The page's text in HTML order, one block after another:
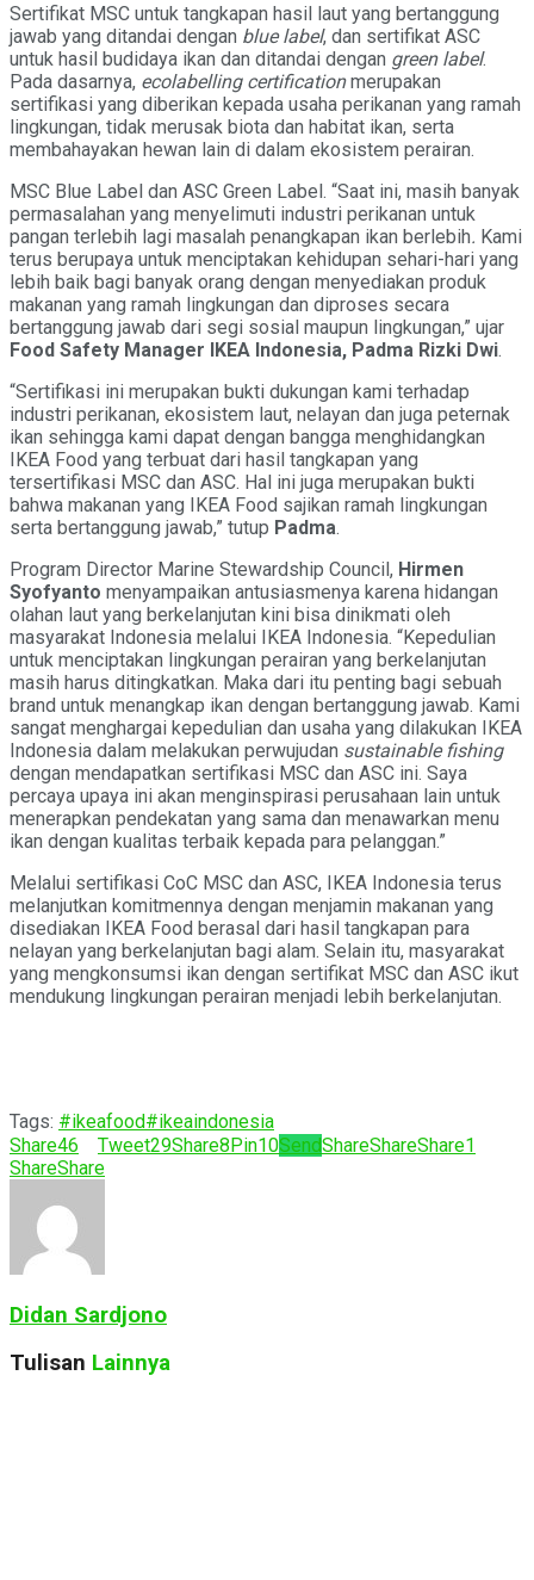
Sertifikat MSC untuk tangkapan hasil laut yang bertanggung
jawab yang ditandai dengan blue label, dan sertifikat ASC
untuk hasil budidaya ikan dan ditandai dengan green label.
Pada dasarnya, ecolabelling certificationmerupakan
sertifikasi yang diberikan kepada usaha perikanan yang ramah
lingkungan, tidak merusak biota dan habitat ikan, serta
membahayakan hewan lain di dalam ekosistem perairan.
MSC Blue Label dan ASC Green Label. “Saat ini, masih banyak
permasalahan yang menyelimuti industri perikanan untuk
pangan terlebih lagi masalah penangkapan ikan berlebih. Kami
terus berupaya untuk menciptakan kehidupan sehari-hari yang
lebih baik bagi banyak orang dengan menyediakan produk
makanan yang ramah lingkungan dan diproses secara
bertanggung jawab dari segi sosial maupun lingkungan,” ujar
Food Safety Manager IKEA Indonesia, Padma Rizki Dwi.
“Sertifikasi ini merupakan bukti dukungan kami terhadap
industri perikanan, ekosistem laut, nelayan dan juga peternak
ikan sehingga kami dapat dengan bangga menghidangkan
IKEA Food yang terbuat dari hasil tangkapan yang
tersertifikasi MSC dan ASC. Hal ini juga merupakan bukti
bahwa makanan yang IKEA Food sajikan ramah lingkungan
serta bertanggung jawab,” tutup Padma.
Program Director Marine Stewardship Council, Hirmen
Syofyanto menyampaikan antusiasmenya karena hidangan
olahan laut yang berkelanjutan kini bisa dinikmati oleh
masyarakat Indonesia melalui IKEA Indonesia. “Kepedulian
untuk menciptakan lingkungan perairan yang berkelanjutan
masih harus ditingkatkan. Maka dari itu penting bagi sebuah
brand untuk menangkap ikan dengan bertanggung jawab. Kami
sangat menghargai kepedulian dan usaha yang dilakukan IKEA
Indonesia dalam melakukan perwujudan sustainable fishing
dengan mendapatkan sertifikasi MSC dan ASC ini. Saya
percaya upaya ini akan menginspirasi perusahaan lain untuk
menerapkan pendekatan yang sama dan menawarkan menu
ikan dengan kualitas terbaik kepada para pelanggan.”
Melalui sertifikasi CoC MSC dan ASC, IKEA Indonesia terus
melanjutkan komitmennya dengan menjamin makanan yang
disediakan IKEA Food berasal dari hasil tangkapan para
nelayan yang berkelanjutan bagi alam. Selain itu, masyarakat
yang mengkonsumsi ikan dengan sertifikat MSC dan ASC ikut
mendukung lingkungan perairan menjadi lebih berkelanjutan.
Tags: #ikeafood#ikeaindonesia
Share46 Tweet29Share8Pin10SendShareShareShare1
ShareShare
Didan Sardjono
Tulisan Lainnya